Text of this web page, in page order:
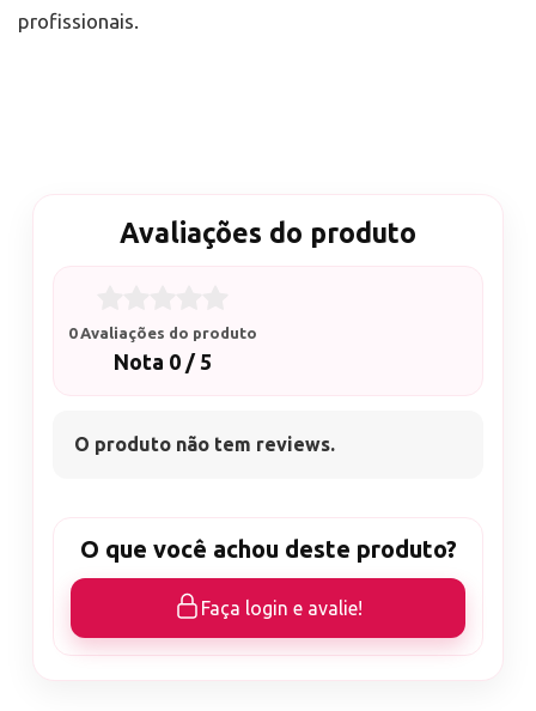
profissionais.
Avaliações do produto
0 Avaliações do produto
Nota 0 / 5
O produto não tem reviews.
O que você achou deste produto?
Faça login e avalie!